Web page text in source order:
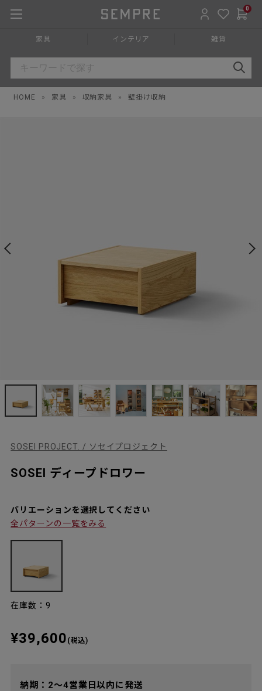
0
家具 インテリア 雑貨
HOME » 家具 » 収納家具 » 壁掛け収納
SOSEI PROJECT. / ソセイプロジェクト
SOSEI ディープドロワー
バリエーションを選択してください
全パターンの一覧をみる
在庫数：9
¥39,600 (税込)
納期：2～4営業日以内に発送